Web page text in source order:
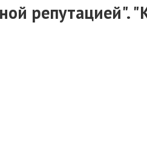
репутацией".